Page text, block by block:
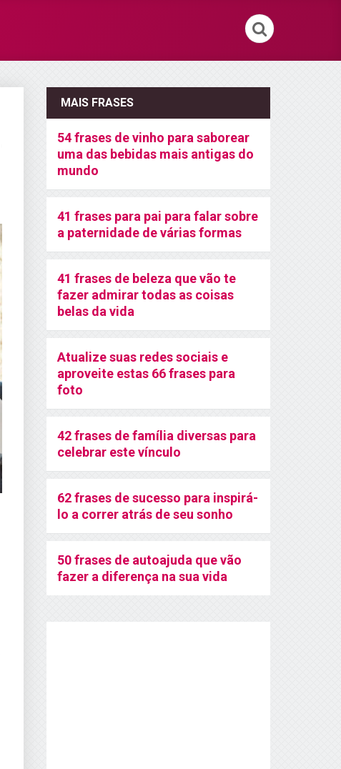
MAIS FRASES
54 frases de vinho para saborear
uma das bebidas mais antigas do
mundo
41 frases para pai para falar sobre
a paternidade de várias formas
41 frases de beleza que vão te
fazer admirar todas as coisas
belas da vida
Atualize suas redes sociais e
aproveite estas 66 frases para
foto
42 frases de família diversas para
celebrar este vínculo
62 frases de sucesso para inspirá-
lo a correr atrás de seu sonho
50 frases de autoajuda que vão
fazer a diferença na sua vida